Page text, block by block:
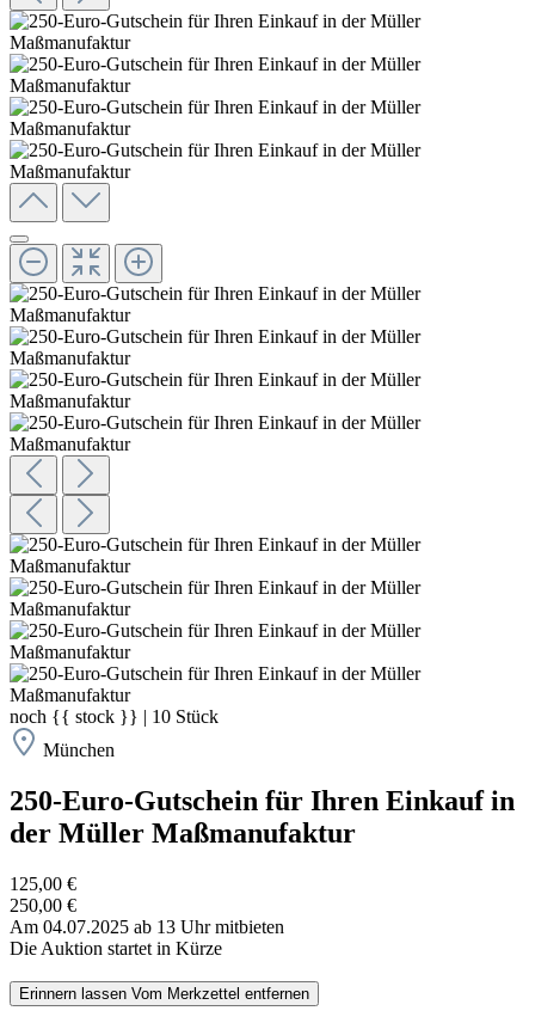
noch {{ stock }} | 10 Stück
München
250-Euro-Gutschein für Ihren Einkauf in
der Müller Maßmanufaktur
125,00 €
250,00 €
Am 04.07.2025 ab 13 Uhr mitbieten
Die Auktion startet in Kürze
Erinnern lassen Vom Merkzettel entfernen